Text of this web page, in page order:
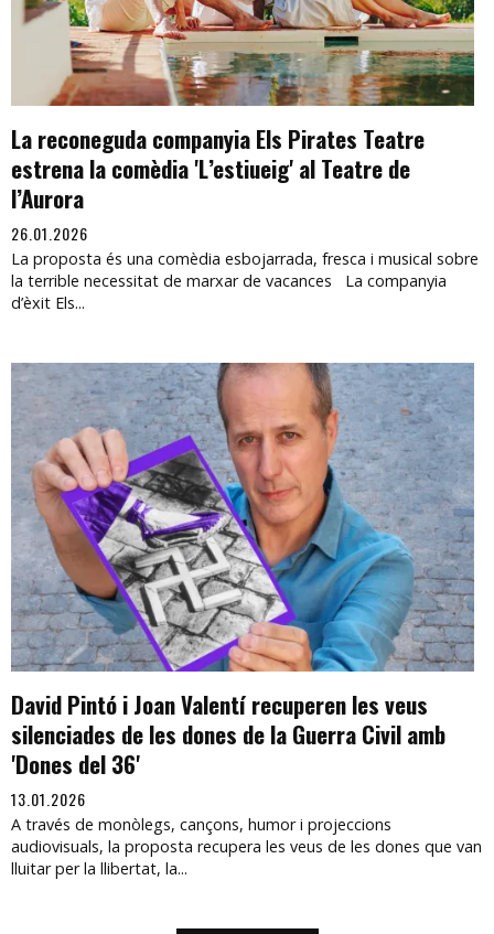
La reconeguda companyia Els Pirates Teatre
estrena la comèdia 'L’estiueig' al Teatre de
l’Aurora
26.01.2026
La proposta és una comèdia esbojarrada, fresca i musical sobre
la terrible necessitat de marxar de vacances La companyia
d’èxit Els...
David Pintó i Joan Valentí recuperen les veus
silenciades de les dones de la Guerra Civil amb
'Dones del 36'
13.01.2026
A través de monòlegs, cançons, humor i projeccions
audiovisuals, la proposta recupera les veus de les dones que van
lluitar per la llibertat, la...